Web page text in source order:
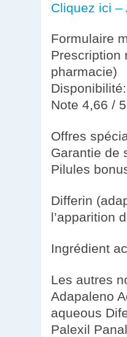
Cliquez ici –
Formulaire
Prescription
pharmacie)
Note 4,66 /
Offres
Garantie de
Pilules
Differin
l’apparition
Ingrédient
Les autres
Adapaleno
aqueous
Palexil